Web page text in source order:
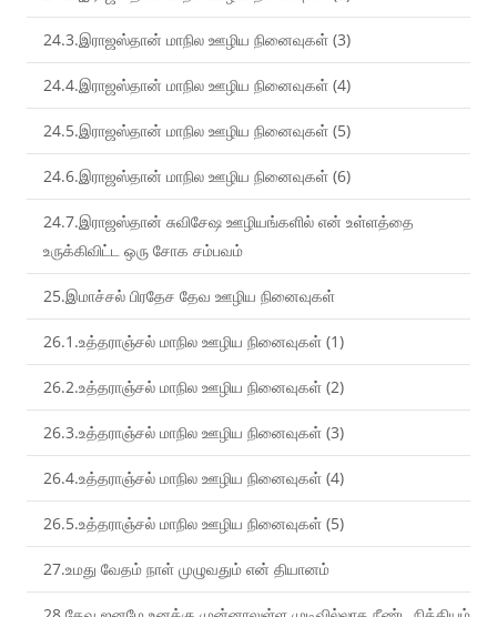
24.3.இராஜஸ்தான் மாநில ஊழிய நினைவுகள் (3)
24.4.இராஜஸ்தான் மாநில ஊழிய நினைவுகள் (4)
24.5.இராஜஸ்தான் மாநில ஊழிய நினைவுகள் (5)
24.6.இராஜஸ்தான் மாநில ஊழிய நினைவுகள் (6)
24.7.இராஜஸ்தான் சுவிசேஷ ஊழியங்களில் என் உள்ளத்தை
உருக்கிவிட்ட ஒரு சோக சம்பவம்
25.இமாச்சல் பிரதேச தேவ ஊழிய நினைவுகள்
26.1.உத்தராஞ்சல் மாநில ஊழிய நினைவுகள் (1)
26.2.உத்தராஞ்சல் மாநில ஊழிய நினைவுகள் (2)
26.3.உத்தராஞ்சல் மாநில ஊழிய நினைவுகள் (3)
26.4.உத்தராஞ்சல் மாநில ஊழிய நினைவுகள் (4)
26.5.உத்தராஞ்சல் மாநில ஊழிய நினைவுகள் (5)
27.உமது வேதம் நாள் முழுவதும் என் தியானம்